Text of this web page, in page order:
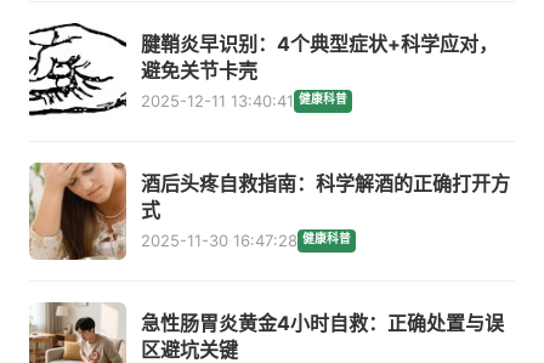
腱鞘炎早识别：4个典型症状+科学应对，
避免关节卡壳
2025-12-11 13:40:41 健康科普
酒后头疼自救指南：科学解酒的正确打开方
式
2025-11-30 16:47:28 健康科普
急性肠胃炎黄金4小时自救：正确处置与误
区避坑关键